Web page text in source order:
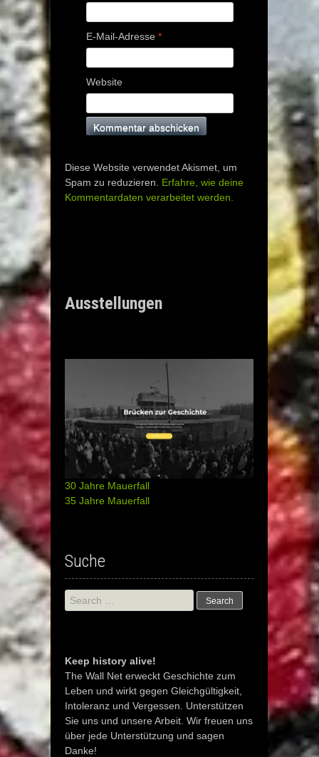
E-Mail-Adresse *
Website
Diese Website verwendet Akismet, um
Spam zu reduzieren. Erfahre, wie deine
Kommentardaten verarbeitet werden.
Ausstellungen
30 Jahre Mauerfall
35 Jahre Mauerfall
Suche
Search
for:
Keep history alive!
The Wall Net erweckt Geschichte zum
Leben und wirkt gegen Gleichgültigkeit,
Intoleranz und Vergessen. Unterstützen
Sie uns und unsere Arbeit. Wir freuen uns
über jede Unterstützung und sagen
Danke!